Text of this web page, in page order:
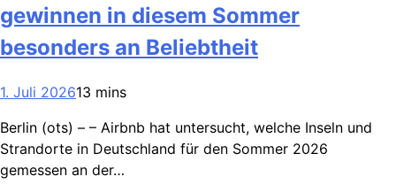
gewinnen in diesem Sommer
besonders an Beliebtheit
1. Juli 202613 mins
Berlin (ots) – – Airbnb hat untersucht, welche Inseln und
Strandorte in Deutschland für den Sommer 2026
gemessen an der…